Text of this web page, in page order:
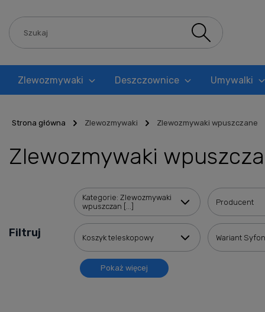
Zlewozmywaki Deszczownice Umywalki
Strona główna Zlewozmywaki Zlewozmywaki wpuszczane
Zlewozmywaki
Filtruj
Kategorie: Zlewozmywaki
wpuszczan [...]
Producent
Koszyk teleskopowy Wariant
Pokaż więcej